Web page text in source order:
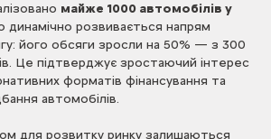
майже 1000 автомобілів у
динамічно розвивається напрям
його обсяги зросли на 50% — з 300
Це підтверджує зростаючий інтерес
форматів фінансування та
автомобілів.
для розвитку ринку залишаються